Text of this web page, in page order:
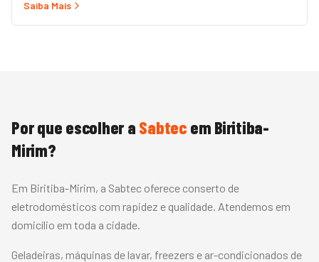
Saiba Mais
Por que escolher a Sabtec em Biritiba-
Mirim?
Em Biritiba-Mirim, a Sabtec oferece conserto de
eletrodomésticos com rapidez e qualidade. Atendemos em
domicílio em toda a cidade.
Geladeiras, máquinas de lavar, freezers e ar-condicionados de